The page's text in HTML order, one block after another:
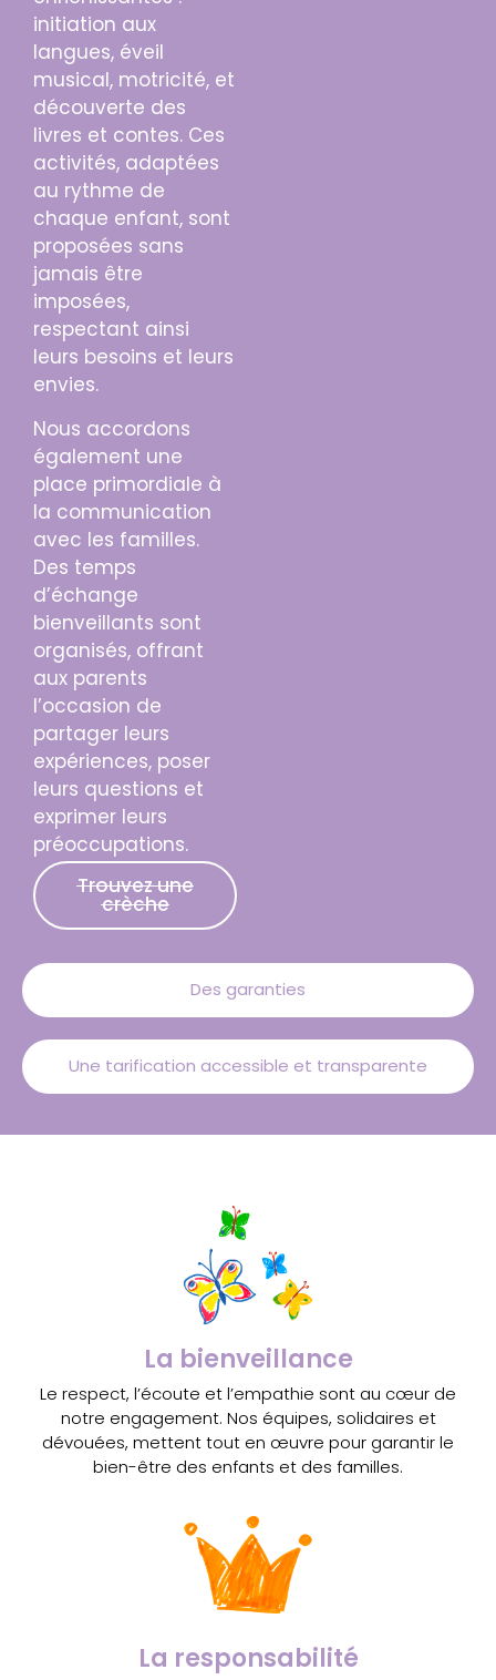
Des garanties
Une tarification accessible et transparente
initiation aux
langues, éveil
musical, motricité, et
découverte des
livres et contes. Ces
activités, adaptées
au rythme de
chaque enfant, sont
proposées sans
jamais être
imposées,
respectant ainsi
leurs besoins et leurs
envies.
Nous accordons
également une
place primordiale à
la communication
avec les familles.
Des temps
d’échange
bienveillants sont
organisés, offrant
aux parents
l’occasion de
partager leurs
expériences, poser
leurs questions et
exprimer leurs
préoccupations.
Trouvez une
crèche
La bienveillance
Le respect, l’écoute et l’empathie sont au cœur de
notre engagement. Nos équipes, solidaires et
dévouées, mettent tout en œuvre pour garantir le
bien-être des enfants et des familles.
La responsabilité